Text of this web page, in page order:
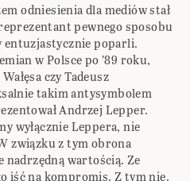
odniesienia dla mediów stał
pewnego sposobu
entuzjastycznie poparli.
w Polsce po ’89 roku,
czy Tadeusz
takim antysymbolem
Andrzej Lepper.
wyłącznie Leppera, nie
związku z tym obrona
nadrzędną wartością. Ze
iść na kompromis. Z tym nie.